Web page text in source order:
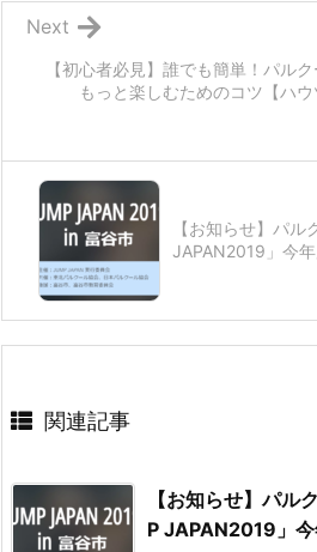
【初心者必見】誰でも簡単！パル
もっと楽しむためのコツ【ハウ
Next
【お知らせ】パ
JAPAN2019」今
関連記事
【お知らせ】パル
P JAPAN2019」